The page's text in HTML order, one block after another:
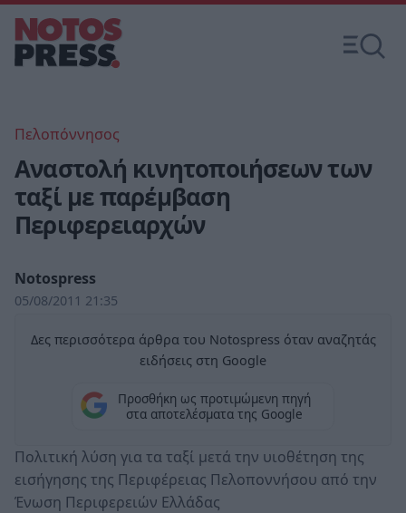
Πελοπόννησος
Αναστολή κινητοποιήσεων των
ταξί με παρέμβαση
Περιφερειαρχών
Notospress
05/08/2011 21:35
Δες περισσότερα άρθρα του Notospress όταν αναζητάς
ειδήσεις στη Google
Προσθήκη ως προτιμώμενη πηγή
στα αποτελέσματα της Google
Πολιτική λύση για τα ταξί μετά την υιοθέτηση της
εισήγησης της Περιφέρειας Πελοποννήσου από την
Ένωση Περιφερειών Ελλάδας